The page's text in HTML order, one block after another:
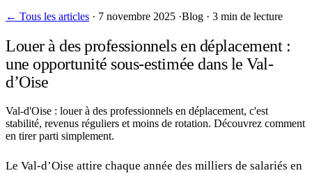
← Tous les articles · 7 novembre 2025 ·Blog · 3 min de lecture
Louer à des professionnels en déplacement :
une opportunité sous-estimée dans le Val-
d’Oise
Val-d'Oise : louer à des professionnels en déplacement, c'est
stabilité, revenus réguliers et moins de rotation. Découvrez comment
en tirer parti simplement.
Le Val-d’Oise attire chaque année des milliers de salariés en